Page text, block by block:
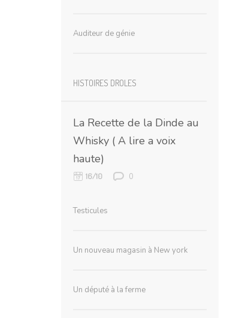
Auditeur de génie
HISTOIRES DROLES
La Recette de la Dinde au
Whisky ( A lire a voix
haute)
16/10 0
Testicules
Un nouveau magasin à New york
Un député à la ferme